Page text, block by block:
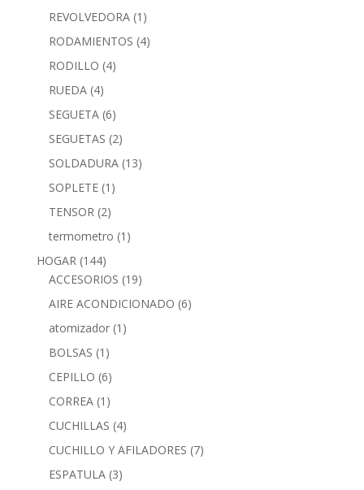
REVOLVEDORA (1)
RODAMIENTOS (4)
RODILLO (4)
RUEDA (4)
SEGUETA (6)
SEGUETAS (2)
SOLDADURA (13)
SOPLETE (1)
TENSOR (2)
termometro (1)
HOGAR (144)
ACCESORIOS (19)
AIRE ACONDICIONADO (6)
atomizador (1)
BOLSAS (1)
CEPILLO (6)
CORREA (1)
CUCHILLAS (4)
CUCHILLO Y AFILADORES (7)
ESPATULA (3)